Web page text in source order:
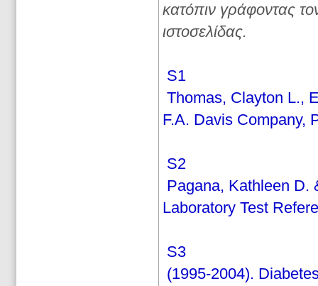
κατόπιν γράφοντας
ιστοσελίδας.
S1
Thomas, Clayton L.,
F.A. Davis Company,
S2
Pagana, Kathleen D.
Laboratory Test
S3
(1995-2004).